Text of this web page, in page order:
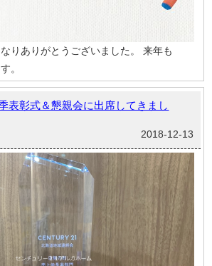
りありがとうございました。 来年も
。
表彰式＆懇親会に出席してきまし
2018-12-13